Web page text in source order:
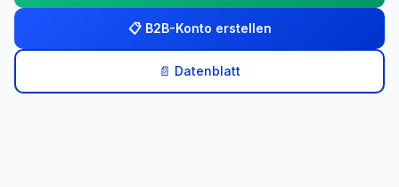
📋 B2B-Konto erstellen
📄 Datenblatt